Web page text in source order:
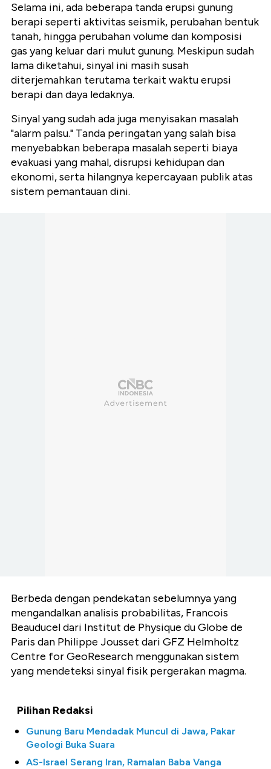
Selama ini, ada beberapa tanda erupsi gunung
berapi seperti aktivitas seismik, perubahan bentuk
tanah, hingga perubahan volume dan komposisi
gas yang keluar dari mulut gunung. Meskipun sudah
lama diketahui, sinyal ini masih susah
diterjemahkan terutama terkait waktu erupsi
berapi dan daya ledaknya.
Sinyal yang sudah ada juga menyisakan masalah
"alarm palsu." Tanda peringatan yang salah bisa
menyebabkan beberapa masalah seperti biaya
evakuasi yang mahal, disrupsi kehidupan dan
ekonomi, serta hilangnya kepercayaan publik atas
sistem pemantauan dini.
Berbeda dengan pendekatan sebelumnya yang
mengandalkan analisis probabilitas, Francois
Beauducel dari Institut de Physique du Globe de
Paris dan Philippe Jousset dari GFZ Helmholtz
Centre for GeoResearch menggunakan sistem
yang mendeteksi sinyal fisik pergerakan magma.
Pilihan Redaksi
Gunung Baru Mendadak Muncul di Jawa, Pakar
Geologi Buka Suara
AS-Israel Serang Iran, Ramalan Baba Vanga